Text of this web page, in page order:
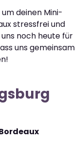
deinen Mini-
stressfrei und
noch heute für
uns gemeinsam